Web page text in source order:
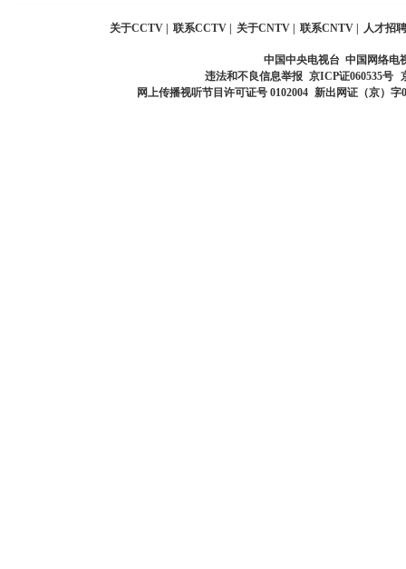
关于CCTV | 联系CCTV | 关于CNTV | 联系CNTV | 人才招聘
中国中央电视台 中国网络电
违法和不良信息举报 京ICP证060535号
网上传播视听节目许可证号 0102004 新出网证（京）